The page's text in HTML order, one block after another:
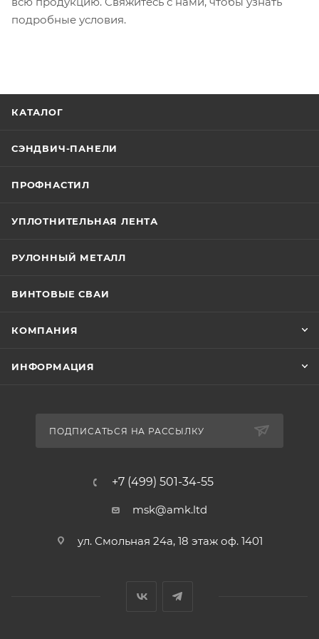
подробные условия.
КАТАЛОГ
СЭНДВИЧ-ПАНЕЛИ
ПРОФНАСТИЛ
УПЛОТНИТЕЛЬНАЯ ЛЕНТА
РУЛОННЫЙ МЕТАЛЛ
ВИНТОВЫЕ СВАИ
КОМПАНИЯ
ИНФОРМАЦИЯ
ПОДПИСАТЬСЯ НА РАССЫЛКУ
+7 (499) 501-34-55
msk@amk.ltd
ул. Смольная 24а, 18 этаж оф. 1401